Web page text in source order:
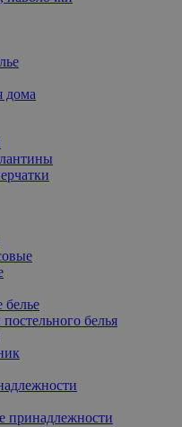
дома
белье
белья
принадлежности